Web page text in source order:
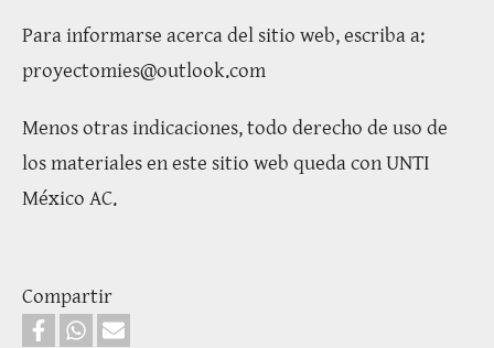
Para informarse acerca del sitio web, escriba a:
proyectomies@outlook.com
Menos otras indicaciones, todo derecho de uso de
los materiales en este sitio web queda con UNTI
México AC.
Compartir